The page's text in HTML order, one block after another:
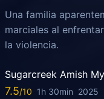
Una familia
marciales al
la violencia.
Sugarcreek Amish
7.5 1h 30min 2025